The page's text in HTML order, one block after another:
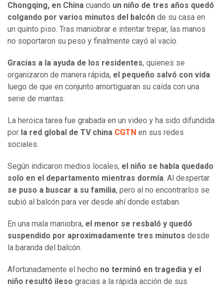
Chongqing, en China cuando un niño de tres años quedó
colgando por varios minutos del balcón de su casa en
un quinto piso. Tras maniobrar e intentar trepar, las manos
no soportaron su peso y finalmente cayó al vacío.
Gracias a la ayuda de los residentes, quienes se
organizaron de manera rápida, el pequeño salvó con vida
luego de que en conjunto amortiguaran su caída con una
serie de mantas.
La heroica tarea fue grabada en un video y ha sido difundida
por la red global de TV china CGTN en sus redes
sociales.
Según indicaron medios locales, el niño se había quedado
solo en el departamento mientras dormía. Al despertar
se puso a buscar a su familia, pero al no encontrarlos se
subió al balcón para ver desde ahí donde estaban.
En una mala maniobra, el menor se resbaló y quedó
suspendido por aproximadamente tres minutos desde
la baranda del balcón.
Afortunadamente el hecho no terminó en tragedia y el
niño resultó ileso gracias a la rápida acción de sus